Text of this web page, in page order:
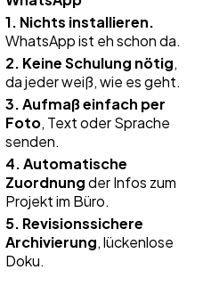
1. Nichts installieren.
WhatsApp ist eh schon da.
2. Keine Schulung nötig,
da jeder weiß, wie es geht.
3. Aufmaß einfach per
Foto, Text oder Sprache
senden.
4. Automatische
Zuordnungder Infos zum
Projekt im Büro.
5. Revisionssichere
Archivierung, lückenlose
Doku.